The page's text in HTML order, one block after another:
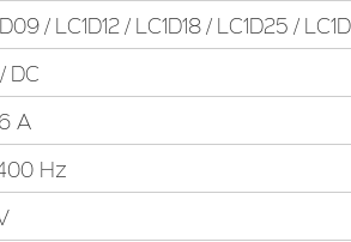
/ LC1D12 / LC1D18 / LC1D25 /
DC
A
Hz